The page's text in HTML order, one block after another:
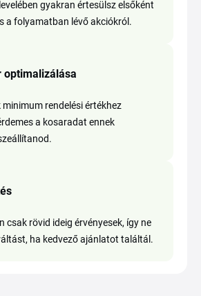
gyakran értesülsz elsőként
a folyamatban lévő akciókról.
optimalizálása
rendelési értékhez
a kosaradat ennek
csak rövid ideig érvényesek, így ne
ha kedvező ajánlatot találtál.